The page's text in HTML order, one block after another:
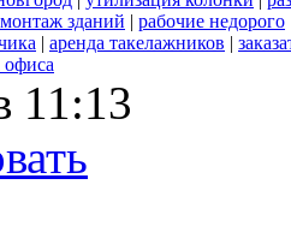
зданий | рабочие недорого
| аренда такелажников |
офиса
11:13